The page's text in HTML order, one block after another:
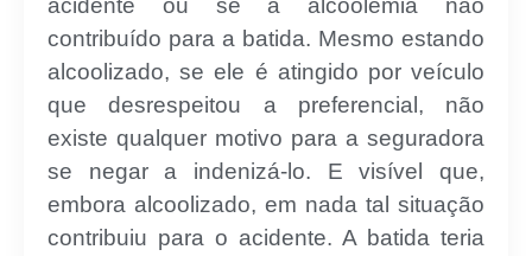
acidente ou se a alcoolemia não
contribuído para a batida. Mesmo estando
alcoolizado, se ele é atingido por veículo
que desrespeitou a preferencial, não
existe qualquer motivo para a seguradora
se negar a indenizá-lo. E visível que,
embora alcoolizado, em nada tal situação
contribuiu para o acidente. A batida teria